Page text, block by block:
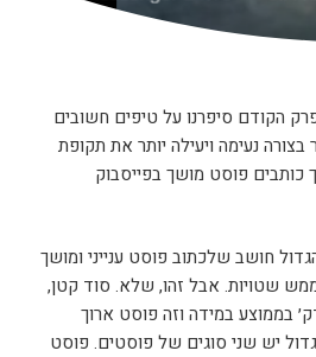
הקודם סיפרנו על טיפים חשובים
בצורה נעימה ויעילה יותר את תקופת
כותבים פוסט מושך בפייסבוק
הגדול חושב שלכתוב פוסט ענייני ומושך
שטויות. אבל זהו, שלא. סוד קטן,
שביננו יקח 30 דק׳ בממוצע במידה וזה פוסט ארוך
יש שני סוגים של פוסטים. פוסט